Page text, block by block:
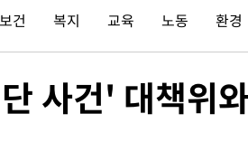
날씨]
해 아
건 복지 교육 노동 환경
사건' 대책위